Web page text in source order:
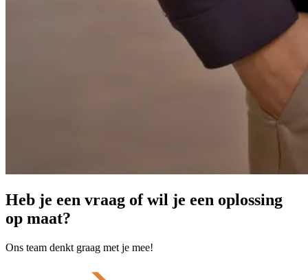
Heb je een vraag of wil je een oplossing
op maat?
Ons team denkt graag met je mee!